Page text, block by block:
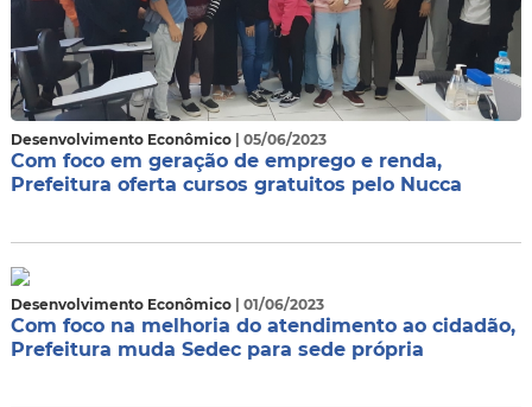
Desenvolvimento Econômico | 05/06/2023
Com foco em geração de emprego e renda,
Prefeitura oferta cursos gratuitos pelo Nucca
Desenvolvimento Econômico | 01/06/2023
Com foco na melhoria do atendimento ao cidadão,
Prefeitura muda Sedec para sede própria